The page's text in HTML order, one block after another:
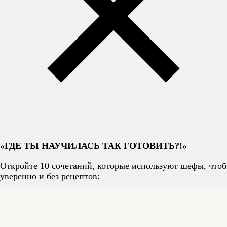
«ГДЕ ТЫ НАУЧИЛАСЬ ТАК ГОТОВИТЬ?!»
Откройте 10 сочетаний, которые используют шефы,
уверенно и без рецептов: